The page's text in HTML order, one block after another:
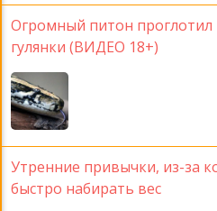
Огромный питон проглотил
гулянки (ВИДЕО 18+)
Утренние привычки, из-за
быстро набирать вес